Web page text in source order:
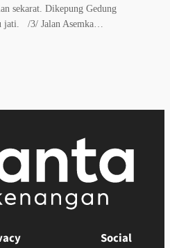
sekarat. Dikepung Gedung
jati. /3/ Jalan Asemka…
Social